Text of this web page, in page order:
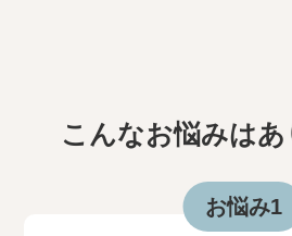
こんなお悩みは
お悩み1